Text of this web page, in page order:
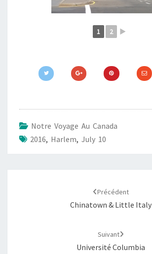
1 2 ►
Notre Voyage Au Canada
2016, Harlem, July 10
Précédent
Chinatown & Little Italy
Suivant
Université Columbia